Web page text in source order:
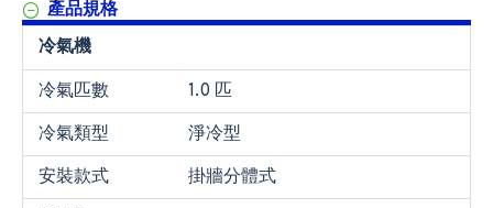
產品規格
冷氣機
冷氣匹數
1.0 匹
冷氣類型
淨冷型
安裝款式
掛牆分體式